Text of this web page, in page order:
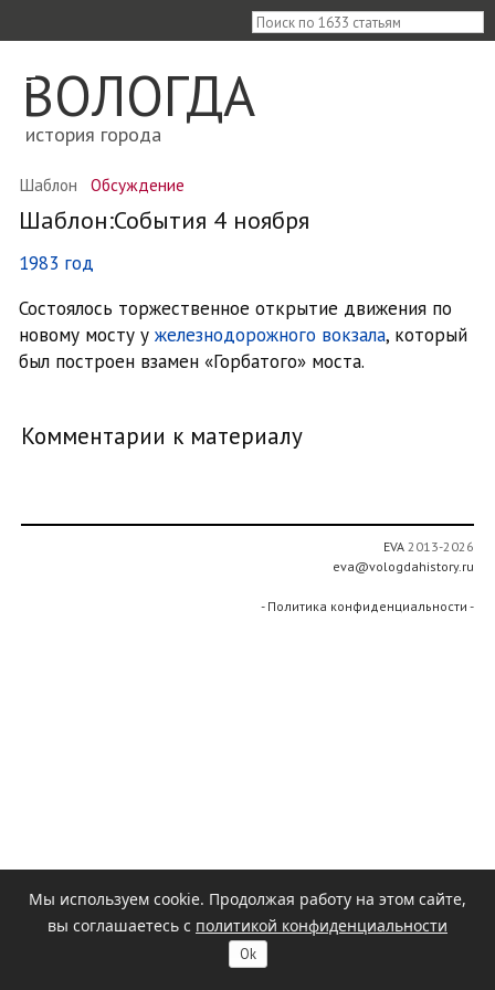
ВОЛОГДА
история города
≡
Шаблон Обсуждение
Шаблон:События 4 ноября
1983 год
Состоялось торжественное открытие движения по
новому мосту ужелезнодорожного вокзала, который
был построен взамен «Горбатого» моста.
Комментарии к материалу
EVA 2013-2026
eva@vologdahistory.ru
- Политика конфиденциальности -
Мы используем cookie. Продолжая работу на этом сайте,
вы соглашаетесь с политикой конфиденциальности
Ok